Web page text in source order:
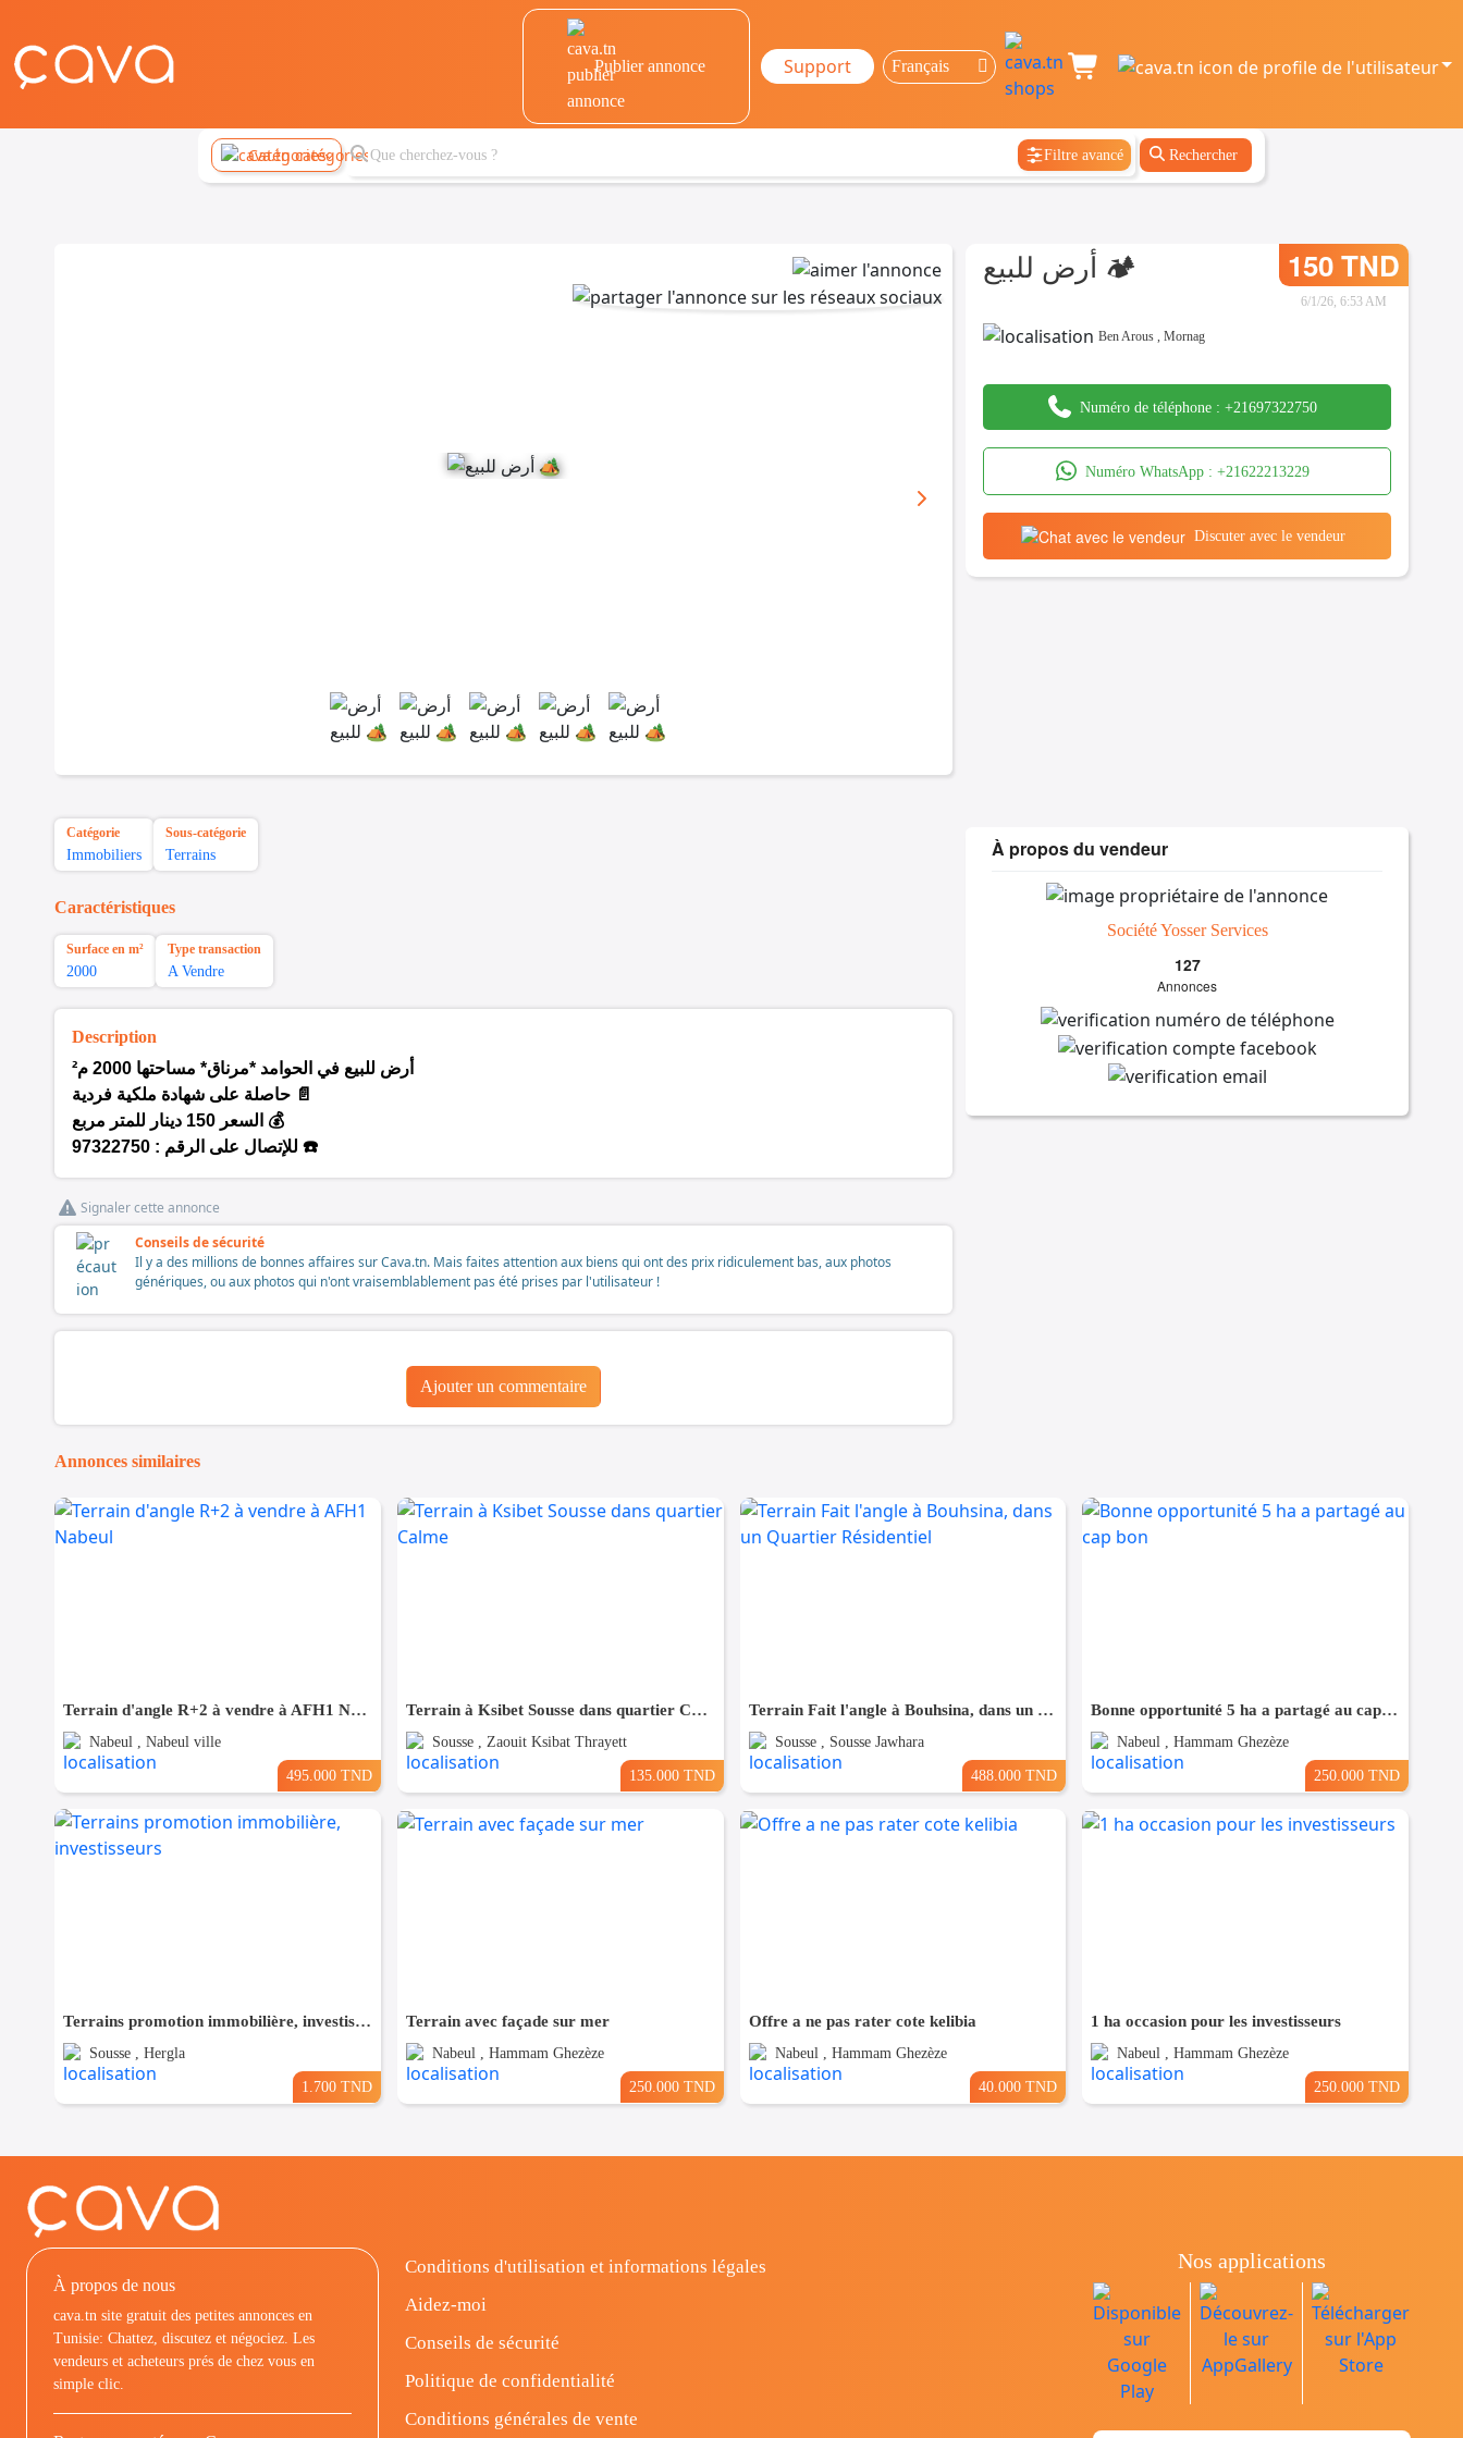
Publier annonce Support
Catégories Filtre avancé Rechercher
أرض للبيع 🏕 150 TND
6/1/26, 6:53 AM
Ben Arous ,Mornag
Numéro de téléphone :+21697322750
Numéro WhatsApp : +21622213229
Discuter avec le vendeur
Catégorie
Immobiliers
Sous-catégorie
Terrains
Caractéristiques
Surface en m²
2000
Type transaction
A Vendre
Description
أرض للبيع في الحوامد *مرناق* مساحتها 2000 م
²
حاصلة على شهادة ملكية فردية 📄
السعر 150 دينار للمتر مربع 💰
للإتصال على الرقم : 97322750 ☎️
Signaler cette annonce
Conseils de sécurité
Il y a des millions de bonnes affaires sur Cava.tn. Mais faites attention aux biens qui ont des prix ridiculement bas, aux photos
génériques, ou aux photos qui n'ont vraisemblablement pas été prises par l'utilisateur !
Ajouter un commentaire
À propos du vendeur
Société Yosser Services
127
Annonces
Annonces similaires
Terrain d'angle R+2 à vendre à AFH1 Nabeul
Nabeul , Nabeul ville
495.000 TND
Terrain à Ksibet Sousse dans quartier Calme
Sousse , Zaouit Ksibat Thrayett
135.000 TND
Terrain Fait l'angle à Bouhsina, dans un Quartier Résidentiel
Sousse , Sousse Jawhara
488.000 TND
Bonne opportunité 5 ha a partagé au cap bon
Nabeul , Hammam Ghezèze
250.000 TND
Terrains promotion immobilière, investisseurs
Sousse , Hergla
1.700 TND
Terrain avec façade sur mer
Nabeul , Hammam Ghezèze
250.000 TND
Offre a ne pas rater cote kelibia
Nabeul , Hammam Ghezèze
40.000 TND
1 ha occasion pour les investisseurs
Nabeul , Hammam Ghezèze
250.000 TND
À propos de nous
cava.tn site gratuit des petites annonces en
Tunisie: Chattez, discutez et négociez. Les
vendeurs et acheteurs prés de chez vous en
simple clic.
Conditions d'utilisation et informations légales
Aidez-moi
Conseils de sécurité
Politique de confidentialité
Conditions générales de vente
Nos applications